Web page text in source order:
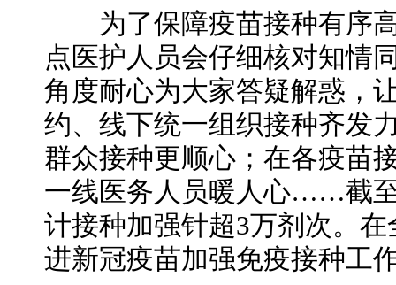
为了保障疫苗接种有序高
点医护人员会仔细核对知情
角度耐心为大家答疑解惑，
约、线下统一组织接种齐发
群众接种更顺心；在各疫苗
一线医务人员暖人心……截
计接种加强针超3万剂次。
进新冠疫苗加强免疫接种工